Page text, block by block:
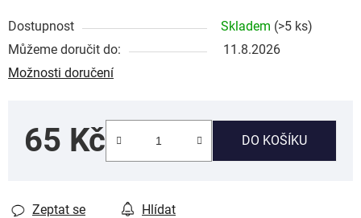
Dostupnost Skladem (>5 ks)
Můžeme doručit do:
11.8.2026
Možnosti doručení
65 Kč DO KOŠÍKU
Zeptat se Hlídat